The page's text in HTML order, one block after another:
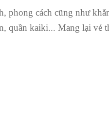
phong cách cũng như
quần kaiki... Mang lại vẻ